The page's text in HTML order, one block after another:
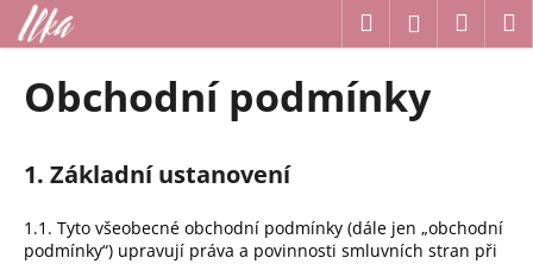
Přejít
na
obsah
Hledat Přihlášení
Obchodní podmínky
1. Základní ustanovení
1.1. Tyto všeobecné obchodní podmínky (dále jen „obchodní
podmínky“) upravují práva a povinnosti smluvních stran při
o
o
p
o
t